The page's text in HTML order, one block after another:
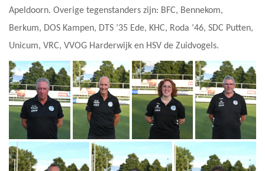
Apeldoorn. Overige tegenstanders zijn: BFC, Bennekom,
Berkum, DOS Kampen, DTS ’35 Ede, KHC, Roda ’46, SDC Putten,
Unicum, VRC, VVOG Harderwijk en HSV de Zuidvogels.